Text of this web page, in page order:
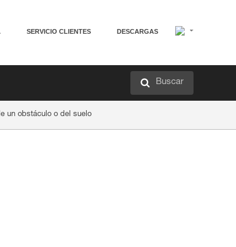
SERVICIO CLIENTES DESCARGAS
Buscar
un obstáculo o del suelo